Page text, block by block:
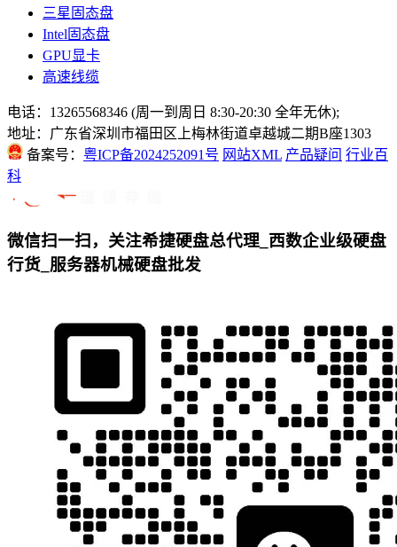
三星固态盘
Intel固态盘
GPU显卡
高速线缆
电话：13265568346 (周一到周日 8:30-20:30 全年无休);
地址：广东省深圳市福田区上梅林街道卓越城二期B座1303
备案号： 粤ICP备2024252091号 网站XML 产品疑问 行业百
科
微信扫一扫，关注希捷硬盘总代理_西数企业级硬盘
行货_服务器机械硬盘批发